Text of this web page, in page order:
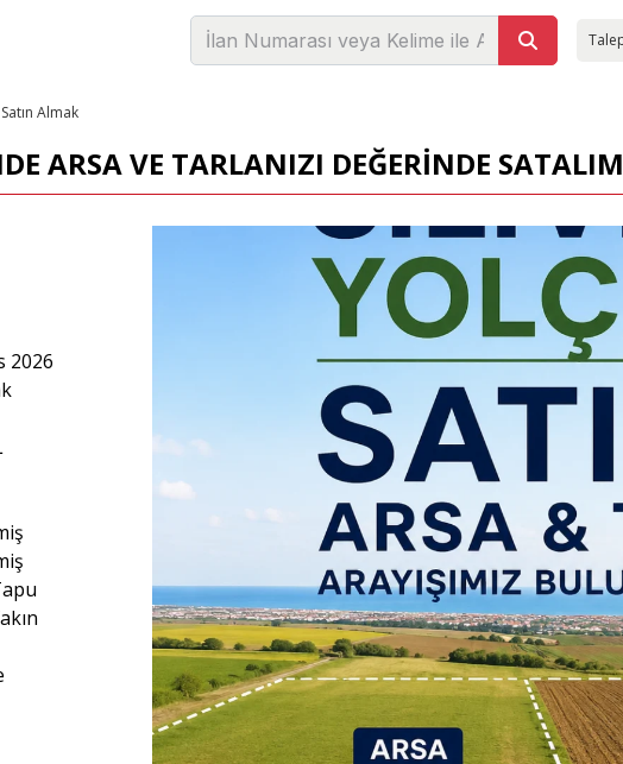
Satın Almak
ARSA VE TARLANIZI DEĞERİNDE
2026